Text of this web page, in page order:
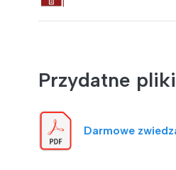
Przydatne
Darmowe